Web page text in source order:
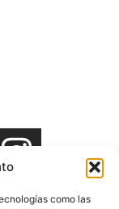
como las